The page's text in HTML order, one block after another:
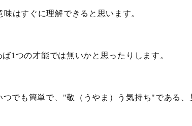
はすぐに理解できると思います。
ば1 つの才能では無いかと思ったりします。
でも簡単で、 "敬（うやま）う気持ち"である